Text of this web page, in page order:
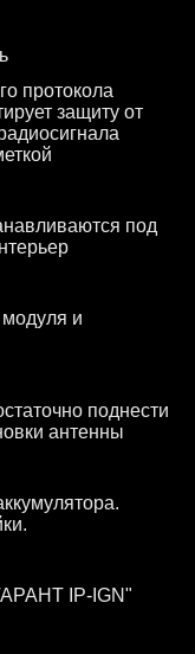
протокола
защиту от
под
и
поднести
антенны
IP-IGN"